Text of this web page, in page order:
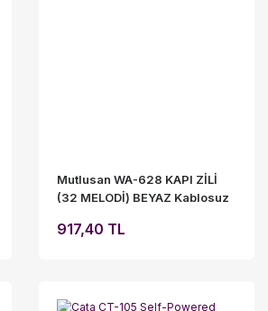
Mutlusan WA-628 KAPI ZİLİ
(32 MELODİ) BEYAZ Kablosuz
917,40 TL